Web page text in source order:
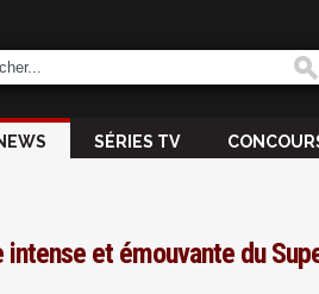
SÉRIES TV
et émouvante du